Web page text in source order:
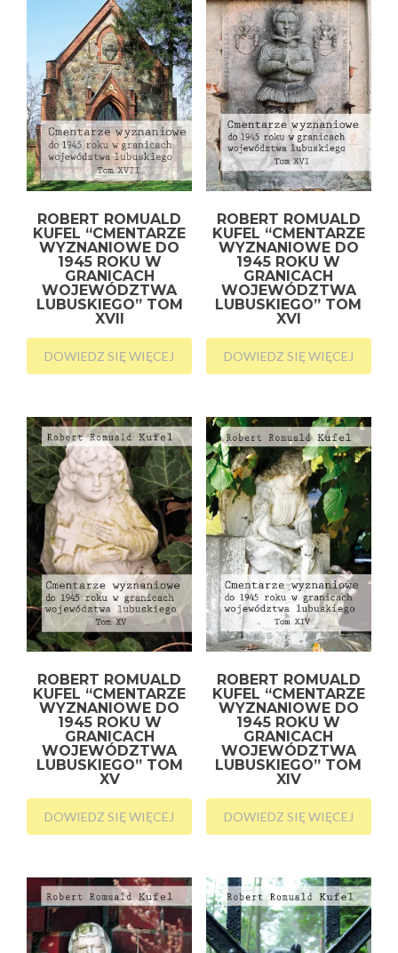
ROBERT ROMUALD
KUFEL “CMENTARZE
WYZNANIOWE DO
1945 ROKU W
GRANICACH
WOJEWÓDZTWA
LUBUSKIEGO” TOM
XVII
DOWIEDZ SIĘ WIĘCEJ
ROBERT ROMUALD
KUFEL “CMENTARZE
WYZNANIOWE DO
1945 ROKU W
GRANICACH
WOJEWÓDZTWA
LUBUSKIEGO” TOM
XVI
DOWIEDZ SIĘ WIĘCEJ
ROBERT ROMUALD
KUFEL “CMENTARZE
WYZNANIOWE DO
1945 ROKU W
GRANICACH
WOJEWÓDZTWA
LUBUSKIEGO” TOM
XV
DOWIEDZ SIĘ WIĘCEJ
ROBERT ROMUALD
KUFEL “CMENTARZE
WYZNANIOWE DO
1945 ROKU W
GRANICACH
WOJEWÓDZTWA
LUBUSKIEGO” TOM
XIV
DOWIEDZ SIĘ WIĘCEJ